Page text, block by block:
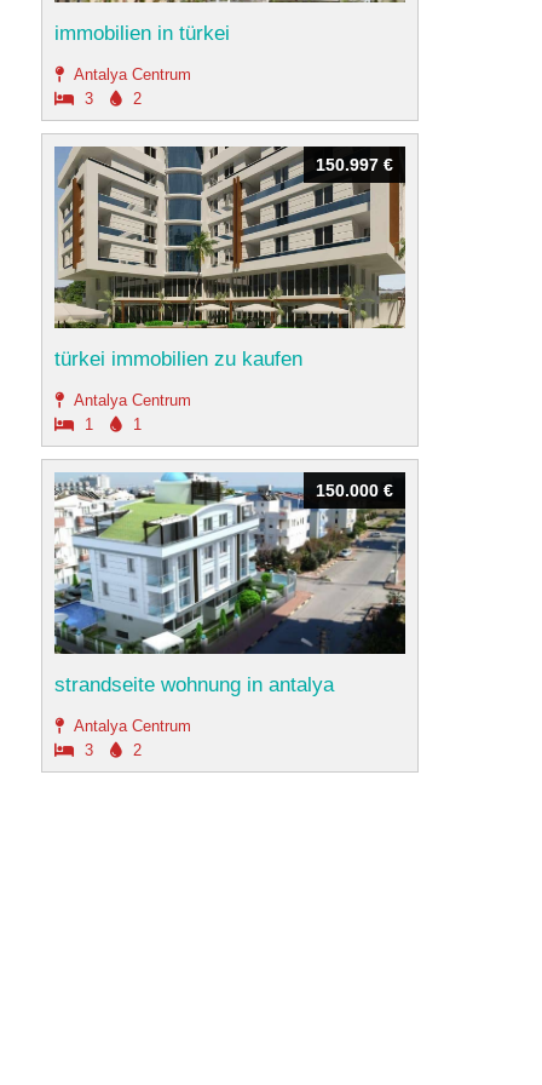
immobilien in türkei
Antalya Centrum
3
2
türkei immobilien zu kaufen
Antalya Centrum
1
1
150.997 €
150.997 €
strandseite wohnung in antalya
Antalya Centrum
3
2
150.000 €
150.000 €